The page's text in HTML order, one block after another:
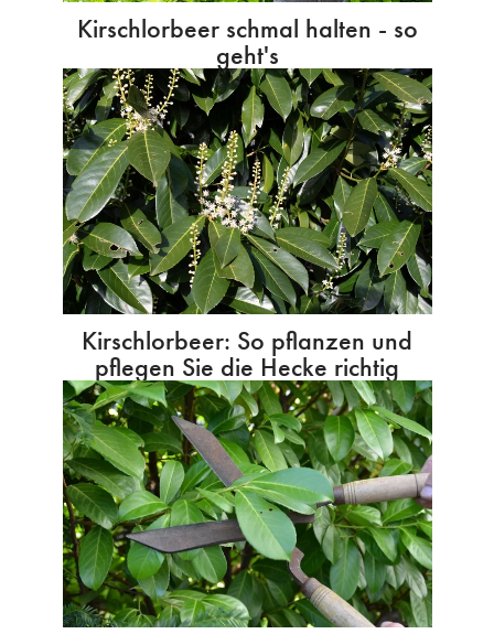
Kirschlorbeer schmal halten - so
geht's
Kirschlorbeer: So pflanzen und
pflegen Sie die Hecke richtig